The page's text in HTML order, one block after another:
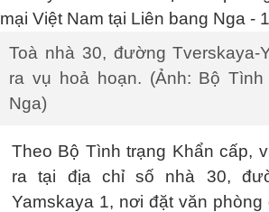
Toà nhà 30, đường Tverskaya-
ra vụ hoả hoạn. (Ảnh: Bộ
Nga)
Theo Bộ Tình trạng Khẩn cấp,
ra tại địa chỉ số nhà 30,
Yamskaya 1, nơi đặt văn